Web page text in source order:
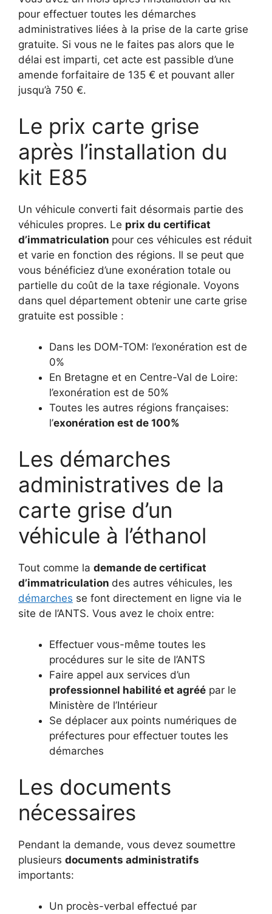
pour effectuer toutes les démarches
administratives liées à la prise de la carte grise
gratuite. Si vous ne le faites pas alors que le
délai est imparti, cet acte est passible d’une
amende forfaitaire de 135 € et pouvant aller
jusqu’à 750 €.
Le prix carte grise
après l’installation du
kit E85
Un véhicule converti fait désormais partie des
véhicules propres. Le prix du certificat
d’immatriculation pour ces véhicules est réduit
et varie en fonction des régions. Il se peut que
vous bénéficiez d’une exonération totale ou
partielle du coût de la taxe régionale. Voyons
dans quel département obtenir une carte grise
gratuite est possible :
Dans les DOM-TOM: l’exonération est de
0%
En Bretagne et en Centre-Val de Loire:
l’exonération est de 50%
Toutes les autres régions françaises:
l’exonération est de 100%
Les démarches
administratives de la
carte grise d’un
véhicule à l’éthanol
Tout comme la demande de certificat
d’immatriculation des autres véhicules, les
démarches se font directement en ligne via le
site de l’ANTS. Vous avez le choix entre:
Effectuer vous-même toutes les
procédures sur le site de l’ANTS
Faire appel aux services d’un
professionnel habilité et agréé par le
Ministère de l’Intérieur
Se déplacer aux points numériques de
préfectures pour effectuer toutes les
démarches
Les documents
nécessaires
Pendant la demande, vous devez soumettre
plusieurs documents administratifs
importants:
Un procès-verbal effectué par